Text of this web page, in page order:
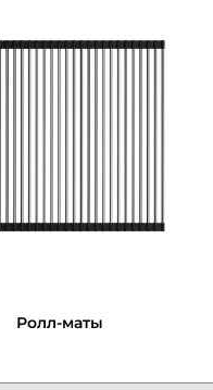
Ролл-маты